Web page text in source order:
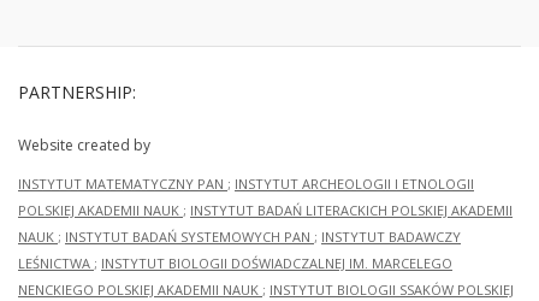
PARTNERSHIP:
Website created by
INSTYTUT MATEMATYCZNY PAN ; INSTYTUT ARCHEOLOGII I ETNOLOGII
POLSKIEJ AKADEMII NAUK ; INSTYTUT BADAŃ LITERACKICH POLSKIEJ AKADEMII
NAUK ; INSTYTUT BADAŃ SYSTEMOWYCH PAN ; INSTYTUT BADAWCZY
LEŚNICTWA ; INSTYTUT BIOLOGII DOŚWIADCZALNEJ IM. MARCELEGO
NENCKIEGO POLSKIEJ AKADEMII NAUK ; INSTYTUT BIOLOGII SSAKÓW POLSKIEJ